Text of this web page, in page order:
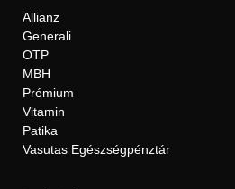
Allianz
Generali
OTP
MBH
Prémium
Vitamin
Patika
Vasutas Egészségpénztár